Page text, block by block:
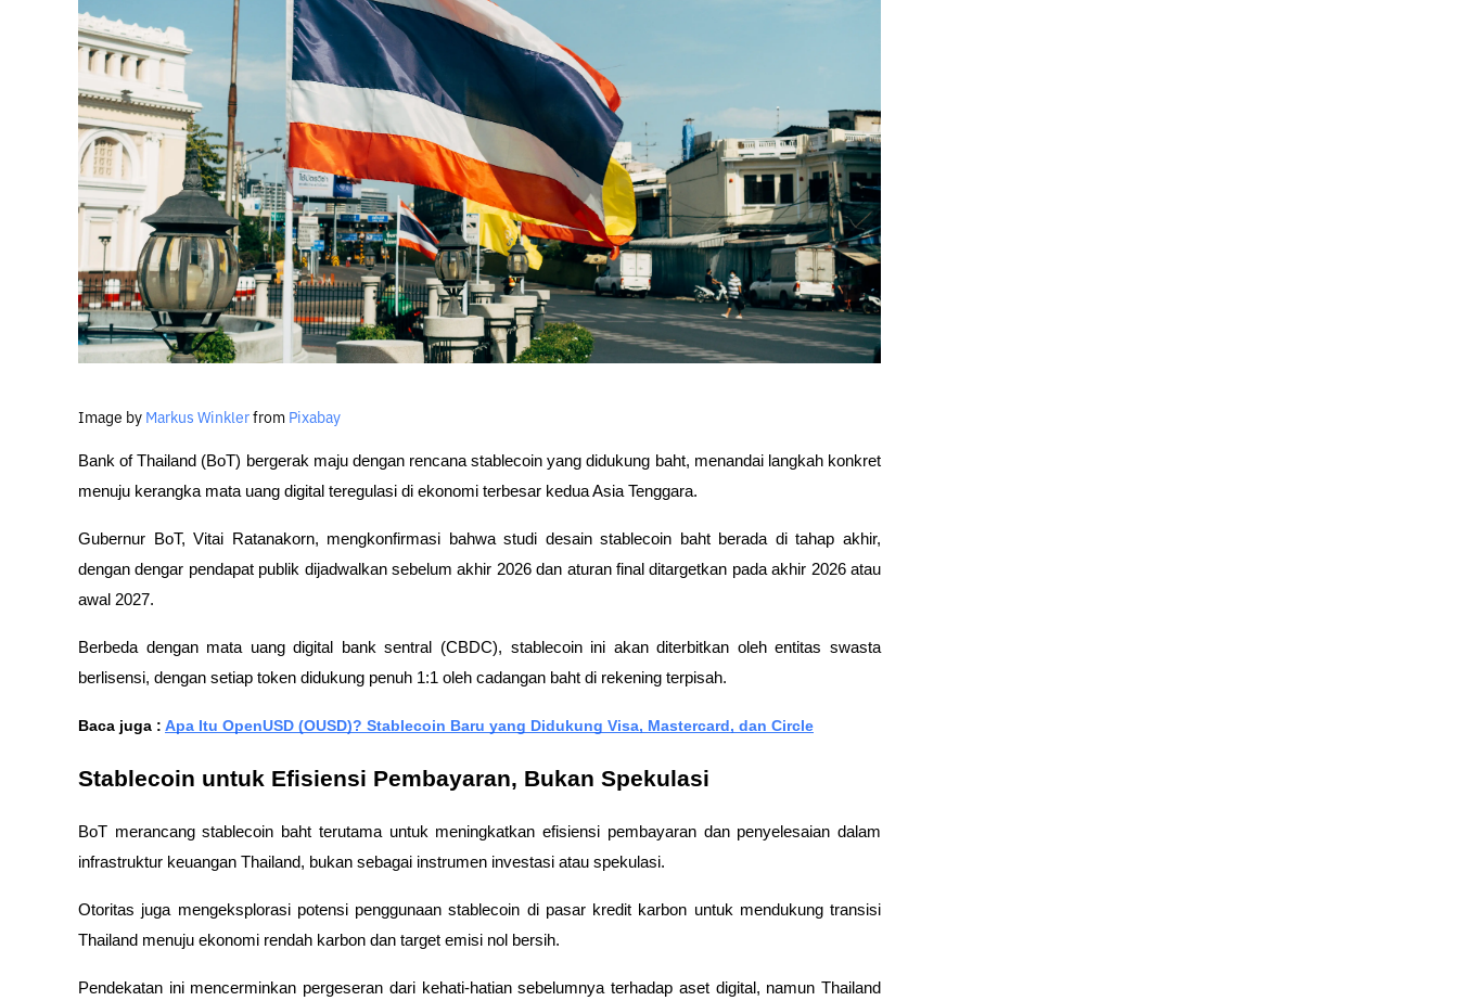
Image by Markus Winkler from Pixabay
Bank of Thailand (BoT) bergerak maju dengan rencana stablecoin yang didukung baht, menandai langkah konkret
menuju kerangka mata uang digital teregulasi di ekonomi terbesar kedua Asia Tenggara.
Gubernur BoT, Vitai Ratanakorn, mengkonfirmasi bahwa studi desain stablecoin baht berada di tahap akhir,
dengan dengar pendapat publik dijadwalkan sebelum akhir 2026 dan aturan final ditargetkan pada akhir 2026 atau
awal 2027.
Berbeda dengan mata uang digital bank sentral (CBDC), stablecoin ini akan diterbitkan oleh entitas swasta
berlisensi, dengan setiap token didukung penuh 1:1 oleh cadangan baht di rekening terpisah.
Baca juga : Apa Itu OpenUSD (OUSD)? Stablecoin Baru yang Didukung Visa, Mastercard, dan Circle
Stablecoin untuk Efisiensi Pembayaran, Bukan Spekulasi
BoT merancang stablecoin baht terutama untuk meningkatkan efisiensi pembayaran dan penyelesaian dalam
infrastruktur keuangan Thailand, bukan sebagai instrumen investasi atau spekulasi.
Otoritas juga mengeksplorasi potensi penggunaan stablecoin di pasar kredit karbon untuk mendukung transisi
Thailand menuju ekonomi rendah karbon dan target emisi nol bersih.
Pendekatan ini mencerminkan pergeseran dari kehati-hatian sebelumnya terhadap aset digital, namun Thailand